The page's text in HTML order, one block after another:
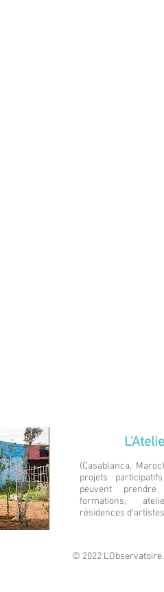
(Casablanca,
projets
peuvent
formations,
résidences
© 2022 L'Observatoire.